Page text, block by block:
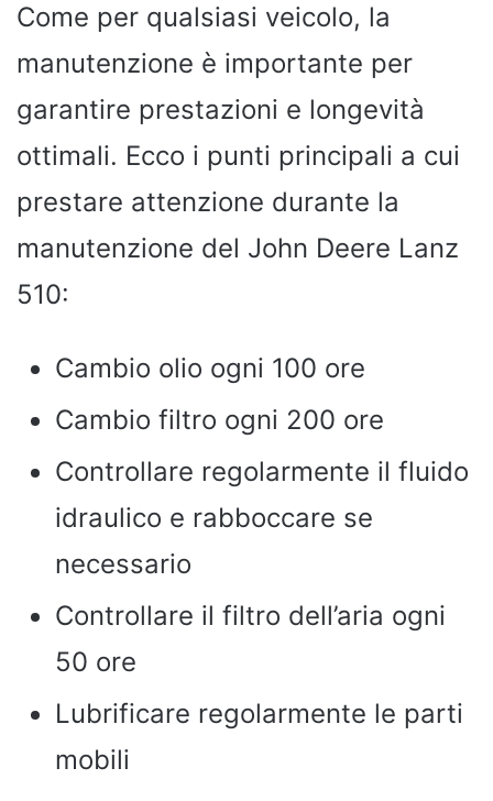
Come per qualsiasi veicolo, la
manutenzione è importante per
garantire prestazioni e longevità
ottimali. Ecco i punti principali a cui
prestare attenzione durante la
manutenzione del John Deere Lanz
510:
Cambio olio ogni 100 ore
Cambio filtro ogni 200 ore
Controllare regolarmente il fluido
idraulico e rabboccare se
necessario
Controllare il filtro dell’aria ogni
50 ore
Lubrificare regolarmente le parti
mobili